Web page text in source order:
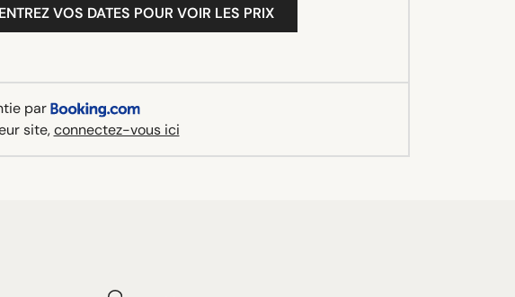
ENTREZ VOS DATES POUR VOIR LES PRIX
par
site,connectez-vous ici